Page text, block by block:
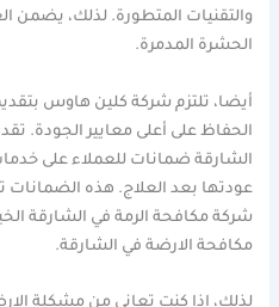
والتقنيات المتطورة. لذلك، يضمن
الحشرة المدمرة.
أيضا، تلتزم شركة كلين هاوس
الحفاظ على أعلى معايير الجودة.
الشارقة ضمانات للعملاء على
عودتها بعد العلاج. هذه الضمانات
شركة مكافحة الرمة في الشارقة
مكافحة الارضة في الشارقة.
لذلك، إذا كنت تعاني من مشكلة